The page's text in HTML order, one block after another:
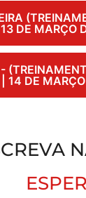
DE MARÇO
14 DE